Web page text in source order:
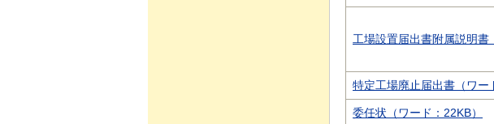
工場設置届出書附属説明書
特定工場廃止届出書（ワー
委任状（ワード：22KB）